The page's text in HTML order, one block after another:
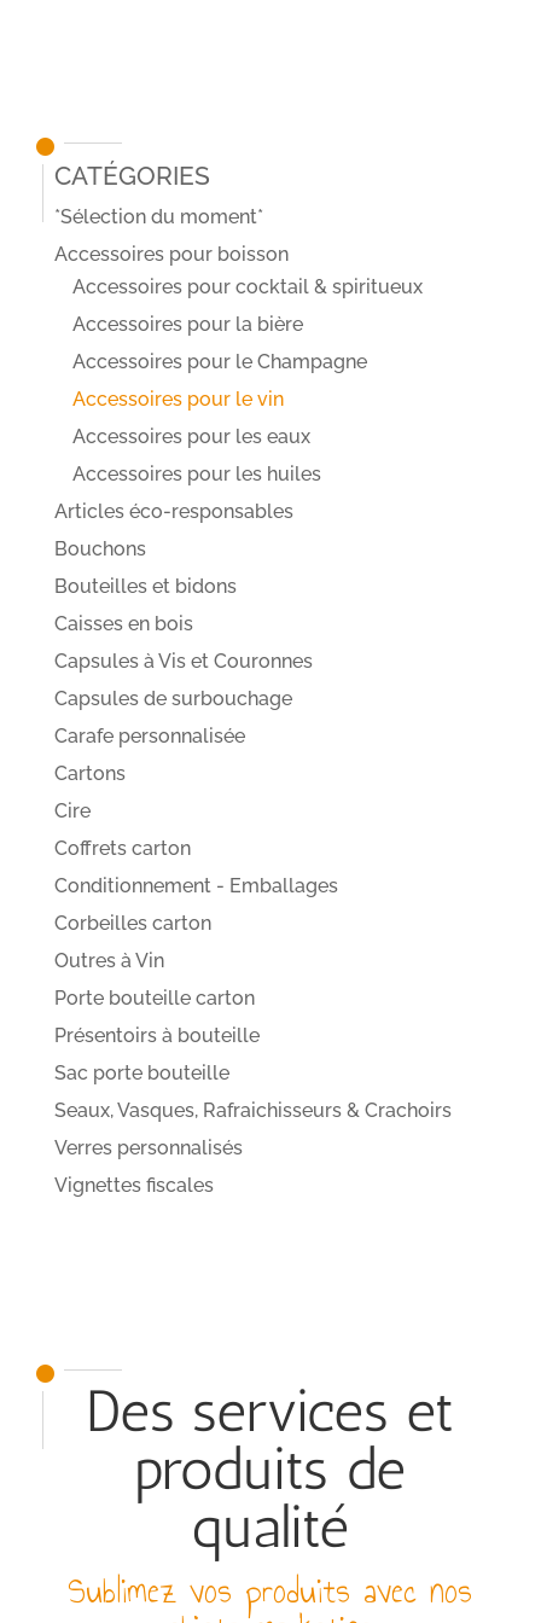
Catégories
*Sélection du moment*
Accessoires pour boisson
Accessoires pour cocktail & spiritueux
Accessoires pour la bière
Accessoires pour le Champagne
Accessoires pour le vin
Accessoires pour les eaux
Accessoires pour les huiles
Articles éco-responsables
Bouchons
Bouteilles et bidons
Caisses en bois
Capsules à Vis et Couronnes
Capsules de surbouchage
Carafe personnalisée
Cartons
Cire
Coffrets carton
Conditionnement - Emballages
Corbeilles carton
Outres à Vin
Porte bouteille carton
Présentoirs à bouteille
Sac porte bouteille
Seaux, Vasques, Rafraichisseurs & Crachoirs
Verres personnalisés
Vignettes fiscales
Des services et
produits de
qualité
Sublimez vos produits avec nos